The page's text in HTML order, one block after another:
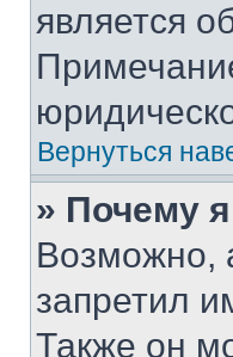
является
Вернуться
» Почему
Возможно,
запретил
Также он